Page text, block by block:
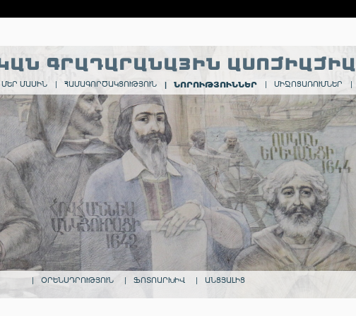
ԳՐԱԴԱՐԱՆԱՅԻՆ ԱՍՈՑԻԱՑԻԱ
ՄԵՐ ՄԱՍԻՆ | ՀԱՄԱԳՈՐԾԱԿՑՈՒԹՅՈՒՆ | ՆՈՐՈՒԹՅՈՒՆՆԵՐ | ՄԻՋՈՑԱՌՈՒՄՆԵՐ |
| ՕՐԵՆՍԴՐՈՒԹՅՈՒՆ | ՖՈՏՈԱՐԽԻՎ | ԱՆՑՅԱԼԻՑ